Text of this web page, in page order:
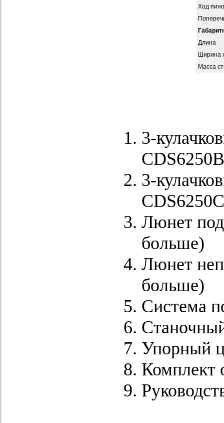
Ход
Длина
Ширина
Масса
3-
3-
Люнет
больше)
Люнет
больше)
Система
Упорный
Комплект